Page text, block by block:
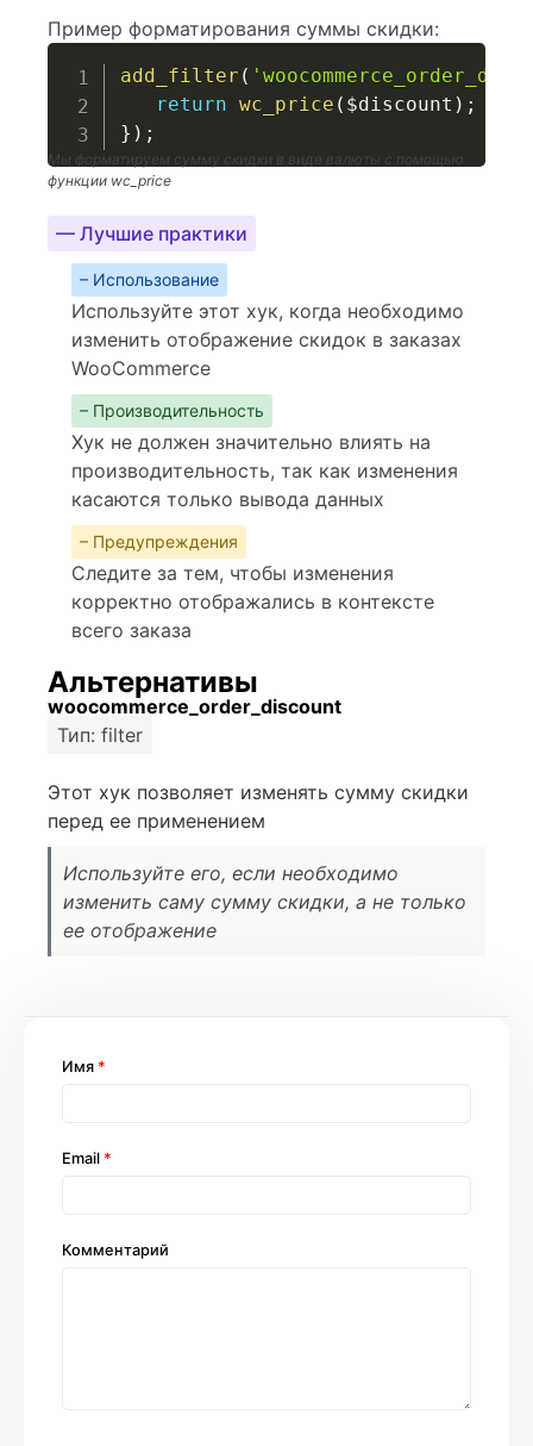
Пример форматирования суммы скидки:
add_filter (
return wc_price ( $discount ) ;
} ) ;
Мы форматируем сумму скидки в виде валюты с помощью
функции wc_price
— Лучшие практики
– Использование
Используйте этот хук, когда необходимо
изменить отображение скидок в заказах
WooCommerce
– Производительность
Хук не должен значительно влиять на
производительность, так как изменения
касаются только вывода данных
– Предупреждения
Следите за тем, чтобы изменения
корректно отображались в контексте
всего заказа
Альтернативы
woocommerce_order_discount
Тип: filter
Этот хук позволяет изменять сумму скидки
перед ее применением
Используйте его, если необходимо
изменить саму сумму скидки, а не только
ее отображение
Комментарий
Имя *
Email *